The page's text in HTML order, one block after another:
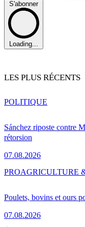
S'abonner
Loading...
LES PLUS RÉCENTS
Sánchez riposte contre
rétorsion
07.08.2026
POLITIQUE
Poulets, bovins et ours
07.08.2026
PROAGRICULTURE